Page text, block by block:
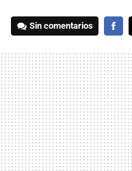
Sin comentarios